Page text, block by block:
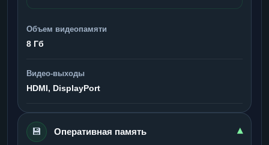
Объем видеопамяти
8 Гб
Видео-выходы
HDMI, DisplayPort
💾 Оперативная память ▾